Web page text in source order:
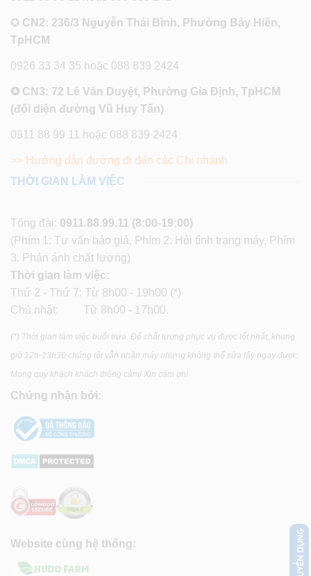
✪ CN2: 236/3 Nguyễn Thái Bình, Phường Bảy Hiền,
TpHCM
0926 33 34 35 hoặc 088 839 2424
✪ CN3: 72 Lê Văn Duyệt, Phường Gia Định, TpHCM
(đối diện đường Vũ Huy Tấn)
0911 88 99 11 hoặc 088 839 2424
>> Hướng dẫn đường đi đến các Chi nhánh
THỜI GIAN LÀM VIỆC
Tổng đài: 0911.88.99.11 (8:00-19:00)
(Phím 1: Tư vấn báo giá, Phím 2: Hỏi tình trạng máy, Phím
3: Phản ánh chất lượng)
Thời gian làm việc:
Thứ 2 - Thứ 7: Từ 8h00 - 19h00 (*)
Chủ nhật: Từ 8h00 - 17h00.
(*) Thời gian làm việc buổi trưa: Để chất lượng phục vụ được tốt nhất, khung
giờ 12h-13h30 chúng tôi vẫn nhận máy nhưng không thể sửa lấy ngay được.
Mong quý khách khách thông cảm! Xin cảm ơn!
Chứng nhận bởi:
Website cùng hệ thống: